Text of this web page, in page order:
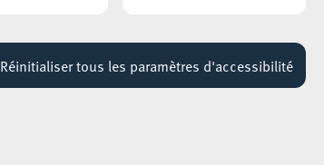
Réinitialiser tous les paramètres d'accessibilité